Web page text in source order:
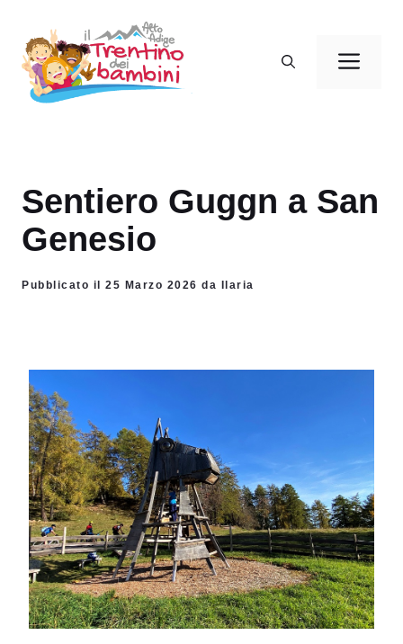
contenuto
Sentiero Guggn a San
Genesio
Pubblicato il 25 Marzo 2026 da Ilaria